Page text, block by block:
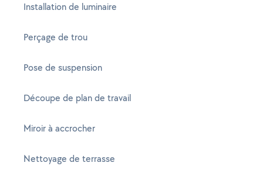
Installation de luminaire
Perçage de trou
Pose de suspension
Découpe de plan de travail
Miroir à accrocher
Nettoyage de terrasse